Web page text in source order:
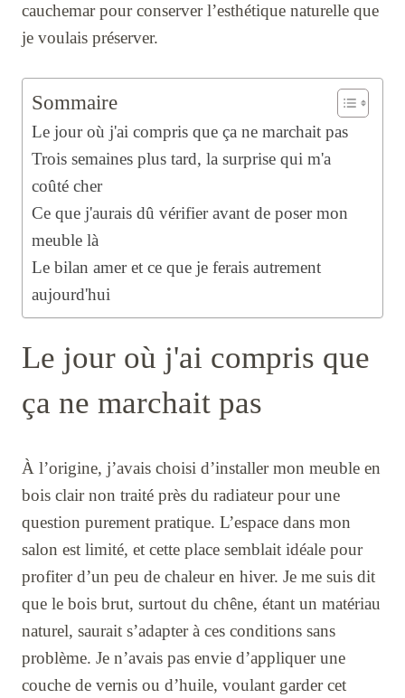
cauchemar pour conserver l’esthétique naturelle que
je voulais préserver.
Sommaire
Le jour où j'ai compris que ça ne marchait pas
Trois semaines plus tard, la surprise qui m'a
coûté cher
Ce que j'aurais dû vérifier avant de poser mon
meuble là
Le bilan amer et ce que je ferais autrement
aujourd'hui
Le jour où j'ai compris que
ça ne marchait pas
À l’origine, j’avais choisi d’installer mon meuble en
bois clair non traité près du radiateur pour une
question purement pratique. L’espace dans mon
salon est limité, et cette place semblait idéale pour
profiter d’un peu de chaleur en hiver. Je me suis dit
que le bois brut, surtout du chêne, étant un matériau
naturel, saurait s’adapter à ces conditions sans
problème. Je n’avais pas envie d’appliquer une
couche de vernis ou d’huile, voulant garder cet